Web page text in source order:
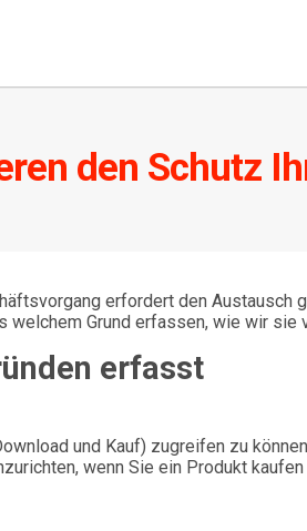
den Schutz
erfordert den
welchem Grund erfassen, wie wir
erfasst
und Kauf) zugreifen zu
wenn Sie ein Produkt kaufen